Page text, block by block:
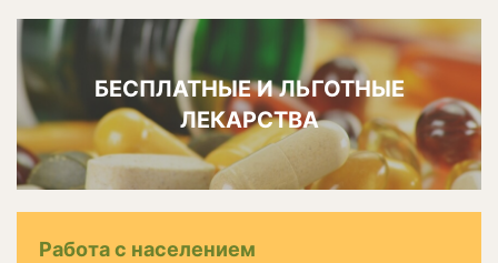
БЕСПЛАТНЫЕ И ЛЬГОТНЫЕ
ЛЕКАРСТВА
Работа с населением